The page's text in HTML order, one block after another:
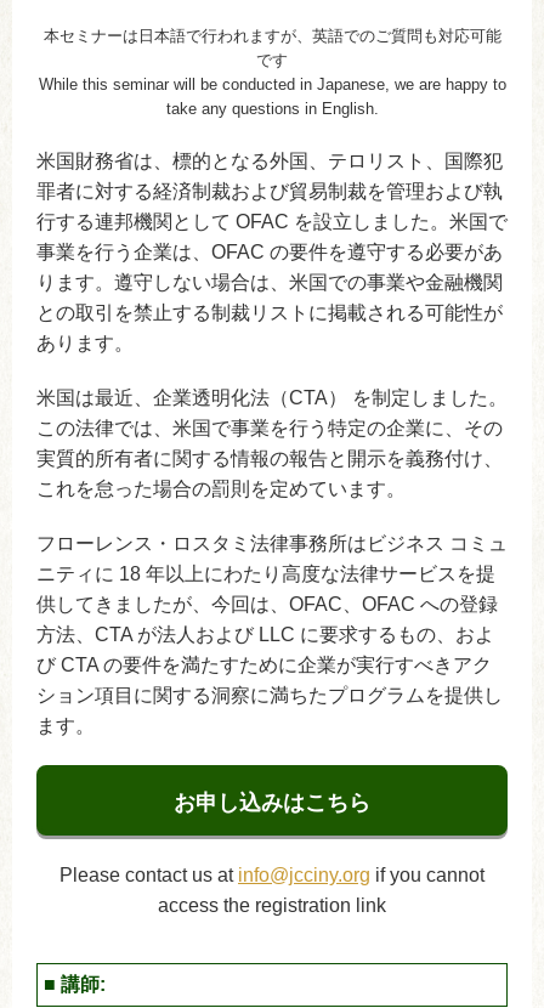
本セミナーは日本語で行われますが、英語でのご質問も対応可能
です
While this seminar will be conducted in Japanese, we are happy to
take any questions in English.
米国財務省は、標的となる外国、テロリスト、国際犯
罪者に対する経済制裁および貿易制裁を管理および執
行する連邦機関として OFAC を設立しました。米国で
事業を行う企業は、OFAC の要件を遵守する必要があ
ります。遵守しない場合は、米国での事業や金融機関
との取引を禁止する制裁リストに掲載される可能性が
あります。
米国は最近、企業透明化法（CTA） を制定しました。
この法律では、米国で事業を行う特定の企業に、その
実質的所有者に関する情報の報告と開示を義務付け、
これを怠った場合の罰則を定めています。
フローレンス・ロスタミ法律事務所はビジネス コミュ
ニティに 18 年以上にわたり高度な法律サービスを提
供してきましたが、今回は、OFAC、OFAC への登録
方法、CTA が法人および LLC に要求するもの、およ
び CTA の要件を満たすために企業が実行すべきアク
ション項目に関する洞察に満ちたプログラムを提供し
ます。
お申し込みはこちら
Please contact us at info@jcciny.org if you cannot
access the registration link
■ 講師: